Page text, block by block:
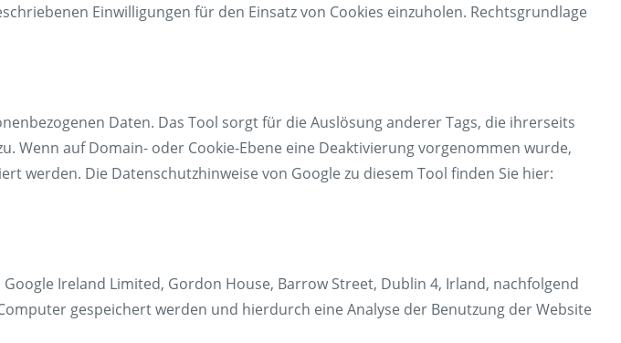
Einwilligungen für den Einsatz von Cookies einzuholen. Rechtsgrundlage
Daten. Das Tool sorgt für die Auslösung anderer Tags, die ihrerseits
Wenn auf Domain- oder Cookie-Ebene eine Deaktivierung vorgenommen wurde,
werden. Die Datenschutzhinweise von Google zu diesem Tool finden Sie hier:
Ireland Limited, Gordon House, Barrow Street, Dublin 4, Irland, nachfolgend
gespeichert werden und hierdurch eine Analyse der Benutzung der Website